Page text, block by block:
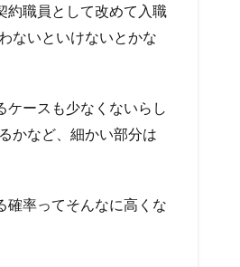
約職員として改めて入職
ないといけないとかな
ケースも少なくないらし
かなど、細かい部分は
確率ってそんなに高くな